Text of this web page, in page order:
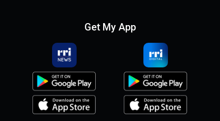
Get My App